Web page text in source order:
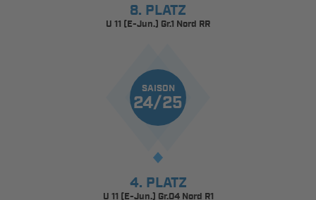
8. PLATZ
U 11 (E-Jun.) Gr.1 Nord RR
SAISON
24/25
4. PLATZ
U 11 (E-Jun.) Gr.04 Nord R1